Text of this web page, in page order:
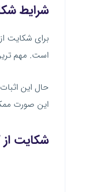
شرایط
برای شکایت از
است. مهم
حال این
این صورت
شکایت